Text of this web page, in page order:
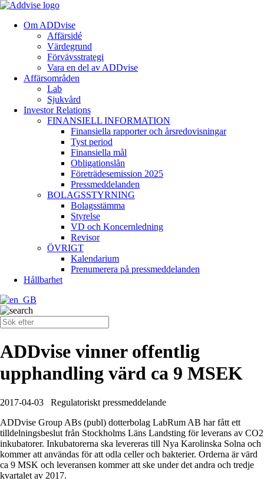
Om ADDvise
Affärsidé
Värdegrund
Förvävsstrategi
Vara en del av ADDvise
Affärsområden
Lab
Sjukvård
Investor Relations
FINANSIELL INFORMATION
Finansiella rapporter och årsredovisningar
Tyst period
Finansiella mål
Obligationslån
Företrädesemission 2025
Pressmeddelanden
BOLAGSSTYRNING
Bolagsstämma
Styrelse
VD och Koncernledning
Revisor
ÖVRIGT
Kalendarium
Prenumerera på pressmeddelanden
Hållbarhet
ADDvise vinner offentlig
upphandling värd ca 9 MSEK
2017-04-03
Regulatoriskt pressmeddelande
ADDvise Group ABs (publ) dotterbolag LabRum AB har fått ett
tilldelningsbeslut från Stockholms Läns Landsting för leverans av CO2
inkubatorer. Inkubatorerna ska levereras till Nya Karolinska Solna och
kommer att användas för att odla celler och bakterier. Orderna är värd
ca 9 MSK och leveransen kommer att ske under det andra och tredje
kvartalet av 2017.